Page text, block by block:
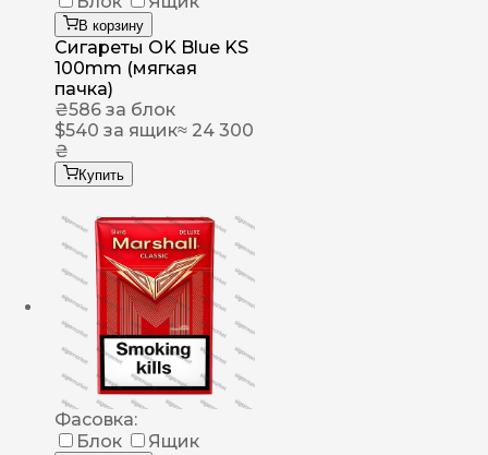
В корзину
Сигареты OK Blue KS
100mm (мягкая
пачка)
₴586 за блок
$540 за ящик≈ 24 300
₴
Купить
Фасовка:
Блок
Ящик